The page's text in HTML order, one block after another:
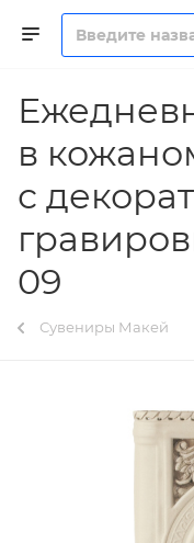
в
с
09
Сувениры Макей